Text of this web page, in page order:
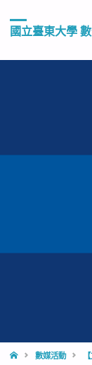
國立臺東大學
HOME數媒活動